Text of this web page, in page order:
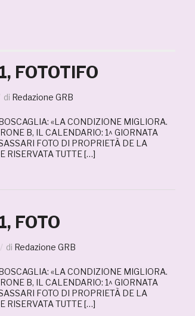
FOTOTIFO
di Redazione GRB
«LA CONDIZIONE MIGLIORA.
B, IL CALENDARIO: 1^ GIORNATA
FOTO DI PROPRIETÀ DE LA
RISERVATA TUTTE […]
FOTO
di Redazione GRB
«LA CONDIZIONE MIGLIORA.
B, IL CALENDARIO: 1^ GIORNATA
FOTO DI PROPRIETÀ DE LA
RISERVATA TUTTE […]